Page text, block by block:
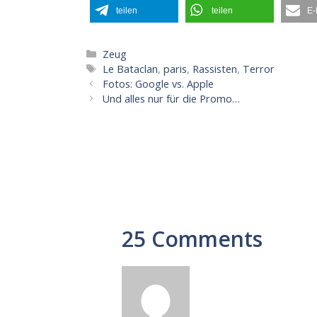
teilen teilen
Kategorien
Zeug
Schlagwörter
Le Bataclan,paris, Rassisten, Terror
Fotos: Google vs. Apple
Und alles nur für die Promo…
25 Comments